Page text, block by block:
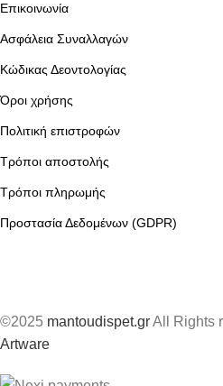
Επικοινωνία
Ασφάλεια Συναλλαγών
Κώδικας Δεοντολογίας
Όροι χρήσης
Πολιτική επιστροφών
Τρόποι αποστολής
Τρόποι πληρωμής
Προστασία Δεδομένων (GDPR)
©2025 mantoudispet.grAll Rights
Artware